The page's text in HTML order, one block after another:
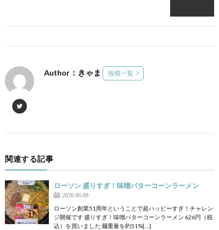
Author：きゃま 投稿一覧
関連する記事
ローソン 盛りすぎ！味噌バターコーンラーメン
2026.06.09
ローソン創業51周年ということで超ハッピーすぎ！チャレン
ジ開催です 盛りすぎ！味噌バターコーンラーメン 626円（税
込）を買いました 麺重量を約51%[…]